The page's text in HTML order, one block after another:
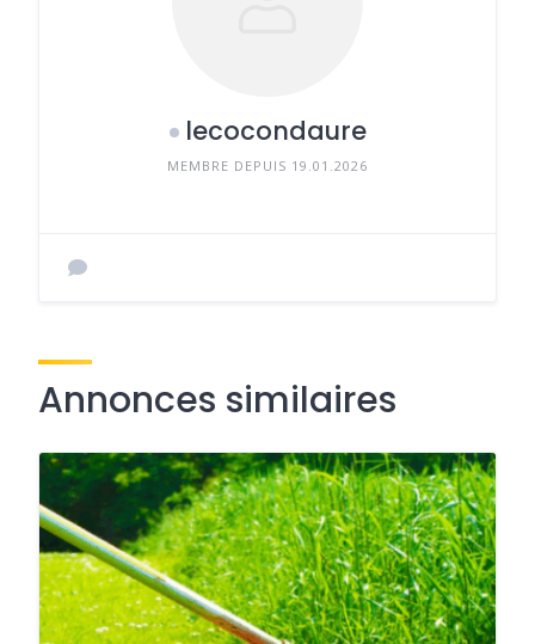
lecocondaure
MEMBRE DEPUIS 19.01.2026
Annonces similaires